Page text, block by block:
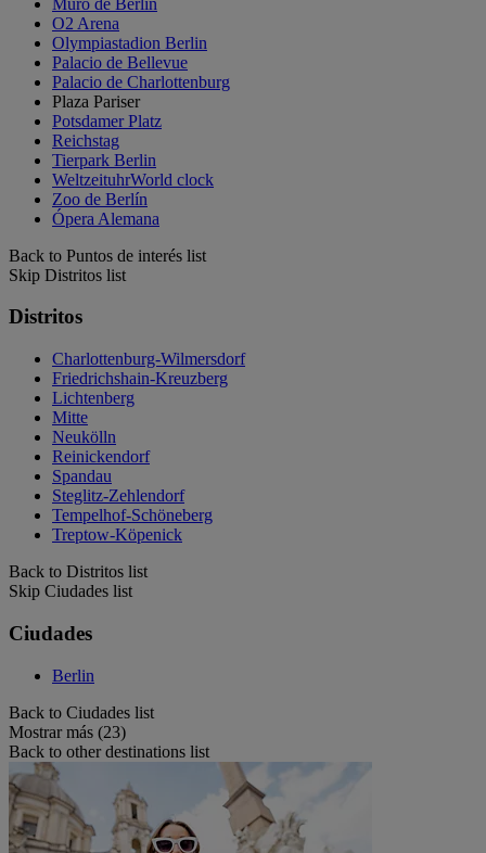
O2 Arena
Olympiastadion Berlin
Palacio de Bellevue
Palacio de Charlottenburg
Plaza Pariser
Potsdamer Platz
Reichstag
Tierpark Berlin
WeltzeituhrWorld clock
Zoo de Berlín
Ópera Alemana
Back to Puntos de interés list
Skip Distritos list
Distritos
Charlottenburg-Wilmersdorf
Friedrichshain-Kreuzberg
Lichtenberg
Mitte
Neukölln
Reinickendorf
Spandau
Steglitz-Zehlendorf
Tempelhof-Schöneberg
Treptow-Köpenick
Back to Distritos list
Skip Ciudades list
Ciudades
Berlin
Back to Ciudades list
Mostrar más (23)
Back to other destinations list